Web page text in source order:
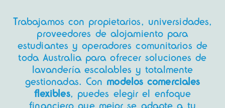
Trabajamos con propietarios, universidades,
proveedores de alojamiento para
estudiantes y operadores comunitarios de
toda Australia para ofrecer soluciones de
lavandería escalables y totalmente
gestionadas. Con modelos comerciales
flexibles, puedes elegir el enfoque
financiero que mejor se adapte a tu